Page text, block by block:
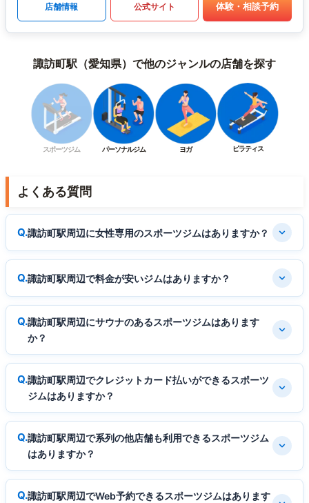
店舗情報 公式サイト 体験・相談予約
諏訪町駅（愛知県）で他のジャンルの店舗を探す
スポーツジム パーソナルジム ヨガ ピラティス
よくある質問
諏訪町駅周辺に女性専用のスポーツジムはありますか？
諏訪町駅周辺で料金が安いジムはありますか？
諏訪町駅周辺にサウナのあるスポーツジムはあります
か？
諏訪町駅周辺でクレジットカード払いができるスポーツ
ジムはありますか？
諏訪町駅周辺で系列の他店舗も利用できるスポーツジム
はありますか？
諏訪町駅周辺でWeb予約できるスポーツジムはあります